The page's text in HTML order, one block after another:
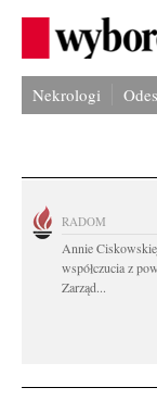
Nekrologi
RADOM
Annie
współczucia z
Zarząd...